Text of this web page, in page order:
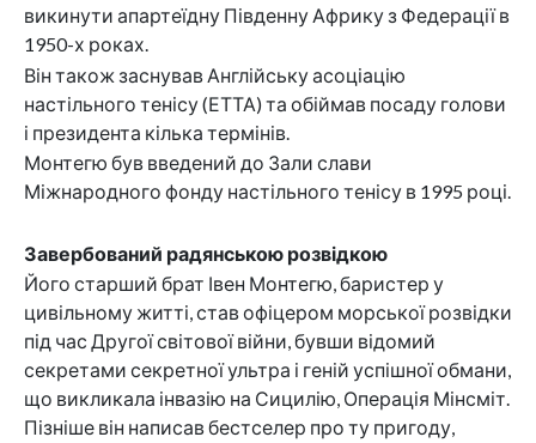
викинути апартеїдну Південну Африку з Федерації в
1950-х роках.
Він також заснував Англійську асоціацію
настільного тенісу (ЕТТА) та обіймав посаду голови
і президента кілька термінів.
Монтегю був введений до Зали слави
Міжнародного фонду настільного тенісу в 1995 році.
Завербований радянською розвідкою
Його старший брат Івен Монтегю, баристер у
цивільному житті, став офіцером морської розвідки
під час Другої світової війни, бувши відомий
секретами секретної ультра і геній успішної обмани,
що викликала інвазію на Сицилію, Операція Мінсміт.
Пізніше він написав бестселер про ту пригоду,